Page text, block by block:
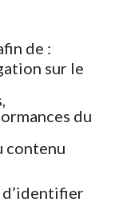
de :
sur le
du
contenu
d’identifier